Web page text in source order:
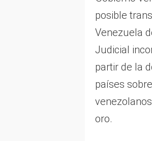
posible
Venezuela
Judicial
partir de la
países
oro.